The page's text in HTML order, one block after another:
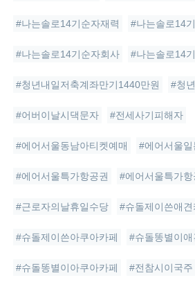
#나는솔로14기순자재력 #나는솔로14
#나는솔로14기순자회사 #나는솔로14
#청년내일저축계좌만기1440만원 #청
#어버이날시댁문자 #전세사기피해자
#에어서울동남아티켓예매 #에어서울일
#에어서울특가항공권
#근로자의날휴일수당 #슈돌제이쓴애견
#슈돌제이쓴아쿠아카페 #슈돌똥별이애
#슈돌똥별이아쿠아카페 #전참시이국주